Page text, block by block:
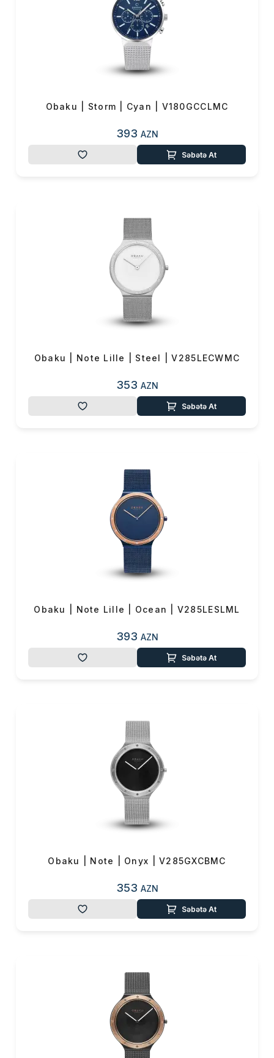
Obaku | Storm | Cyan | V180GCCLMC
393 AZN
Səbətə At
Obaku | Note Lille | Steel | V285LECWMC
353 AZN
Səbətə At
Obaku | Note Lille | Ocean | V285LESLML
393 AZN
Səbətə At
Obaku | Note | Onyx | V285GXCBMC
353 AZN
Səbətə At
Sifarişin detalları